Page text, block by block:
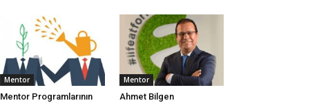
Mentor
Mentor Programlarının
Mentor
Ahmet Bilgen